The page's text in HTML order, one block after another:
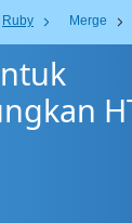
Ruby Merge